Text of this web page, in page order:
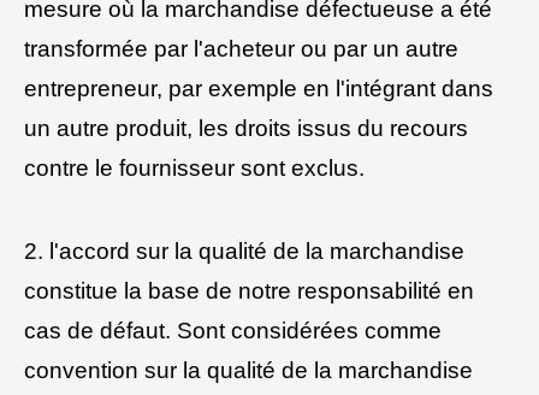
mesure où la marchandise défectueuse a été
transformée par l'acheteur ou par un autre
entrepreneur, par exemple en l'intégrant dans
un autre produit, les droits issus du recours
contre le fournisseur sont exclus.
2. l'accord sur la qualité de la marchandise
constitue la base de notre responsabilité en
cas de défaut. Sont considérées comme
convention sur la qualité de la marchandise